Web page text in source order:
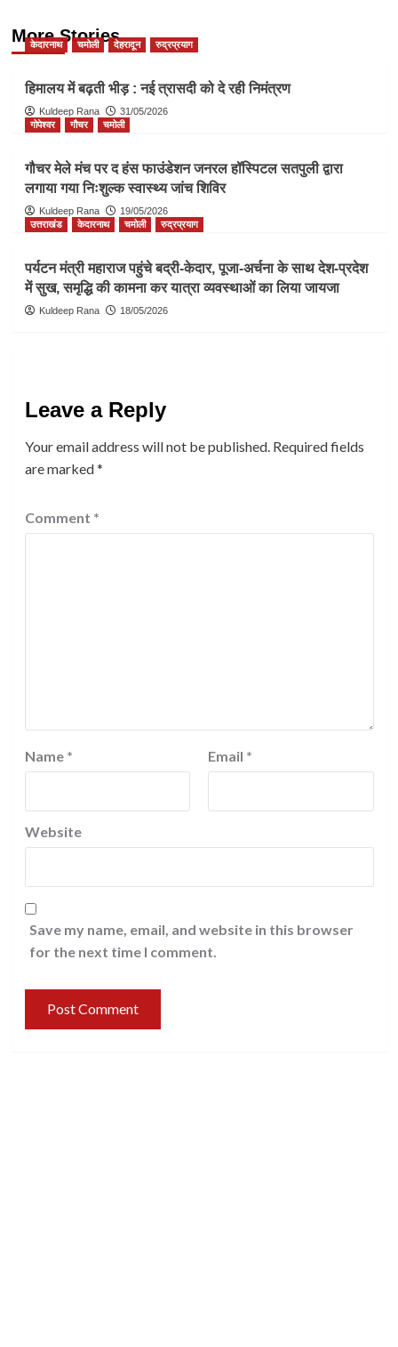
More Stories
केदारनाथ चमोली देहरादून रुद्रप्रयाग
हिमालय में बढ़ती भीड़ : नई त्रासदी को दे रही निमंत्रण
Kuldeep Rana
31/05/2026
गोपेश्वर
गौचर चमोली
गौचर मेले मंच पर द हंस फाउंडेशन जनरल हॉस्पिटल सतपुली द्वारा
लगाया गया निःशुल्क स्वास्थ्य जांच शिविर
Kuldeep Rana
19/05/2026
उत्तराखंड
केदारनाथ चमोली रुद्रप्रयाग
पर्यटन मंत्री महाराज पहुंचे बद्री-केदार, पूजा-अर्चना के साथ देश-प्रदेश
में सुख, समृद्धि की कामना कर यात्रा व्यवस्थाओं का लिया जायजा
Kuldeep Rana 18/05/2026
Leave a Reply
Your email address will not be published. Required fields
are marked*
Comment *
Name * Email *
Website
Save my name, email, and website in this browser
for the next time I comment.